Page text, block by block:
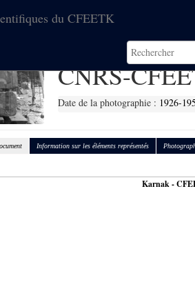
du CFEETK
CNRS-
Date de la photographie : 1926-
Information sur les éléments représentés